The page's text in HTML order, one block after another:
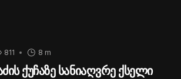
8 m
811
ქუჩაზე სანიაღვრე ქსელი